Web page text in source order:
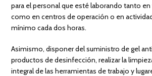
para el personal que esté laborando tanto
como en centros de operación o en
mínimo cada dos horas.
Asimismo, disponer del suministro de gel
productos de desinfección, realizar la
integral de las herramientas de trabajo y